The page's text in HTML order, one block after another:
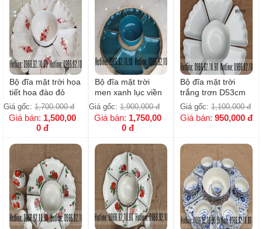
Bộ đĩa mặt trời họa
tiết hoa đào đỏ
Giá gốc: 1,700,000 đ
Giá bán: 1,500,00
0 đ
Bộ đĩa mặt trời
men xanh lục viền
vàng kim - Kèm
khay đựng
Giá gốc: 1,900,000 đ
Giá bán: 1,750,00
0 đ
Bộ đĩa mặt trời
trắng trơn D53cm
Giá gốc:1,100,000 đ
Giá bán: 950,000 đ